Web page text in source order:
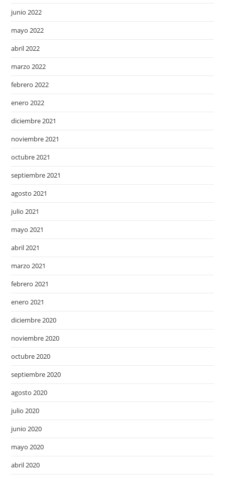
junio 2022
mayo 2022
abril 2022
marzo 2022
febrero 2022
enero 2022
diciembre 2021
noviembre 2021
octubre 2021
septiembre 2021
agosto 2021
julio 2021
mayo 2021
abril 2021
marzo 2021
febrero 2021
enero 2021
diciembre 2020
noviembre 2020
octubre 2020
septiembre 2020
agosto 2020
julio 2020
junio 2020
mayo 2020
abril 2020